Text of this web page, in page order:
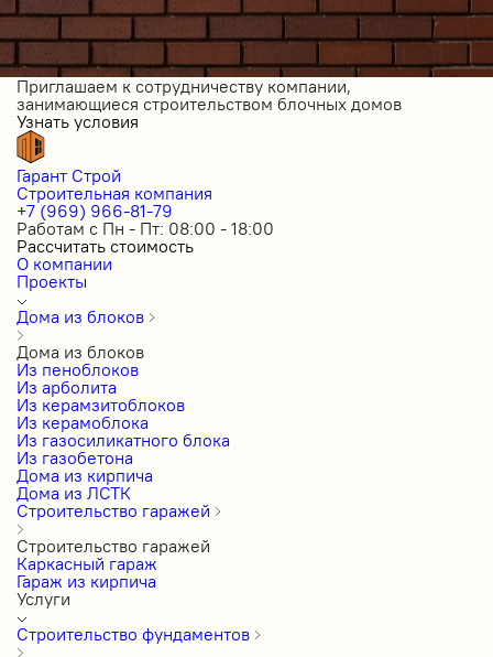
Приглашаем к сотрудничеству компании,
занимающиеся строительством блочных домов
Узнать условия
Гарант Строй
Строительная компания
+7 (969) 966-81-79
Работам с Пн - Пт: 08:00 - 18:00
Рассчитать стоимость
О компании
Проекты
Дома из блоков
Дома из блоков
Из пеноблоков
Из арболита
Из керамзитоблоков
Из керамоблока
Из газосиликатного блока
Из газобетона
Дома из кирпича
Дома из ЛСТК
Строительство гаражей
Строительство гаражей
Каркасный гараж
Гараж из кирпича
Услуги
Строительство фундаментов